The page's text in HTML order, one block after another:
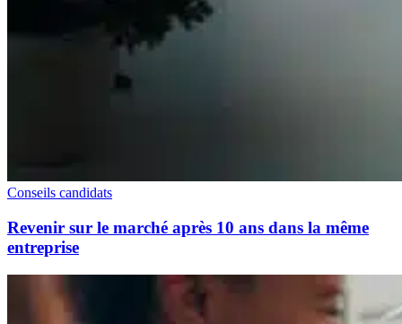
Conseils candidats
Revenir sur le marché après 10 ans dans la même
entreprise